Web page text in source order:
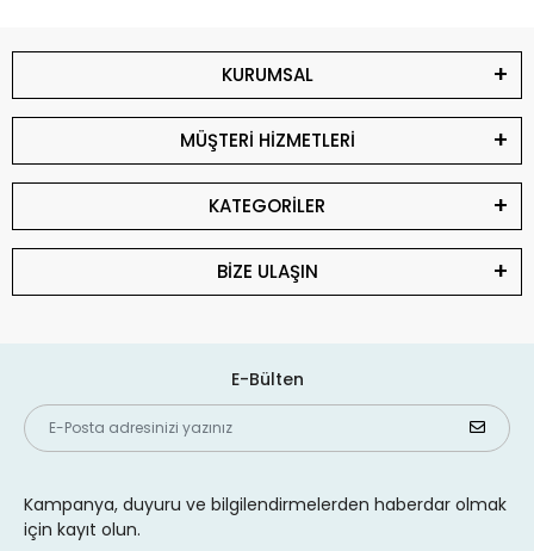
KURUMSAL
MÜŞTERİ HİZMETLERİ
KATEGORİLER
BİZE ULAŞIN
E-Bülten
Kampanya, duyuru ve bilgilendirmelerden haberdar olmak
için kayıt olun.